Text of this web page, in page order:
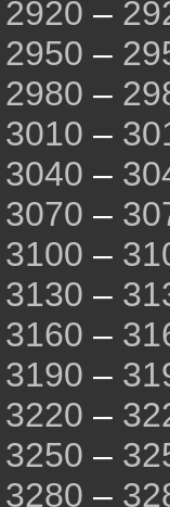
2920 –
2950 –
2980 –
3010 –
3040 –
3070 –
3100 –
3130 –
3160 –
3190 –
3220 –
3250 –
3280 –